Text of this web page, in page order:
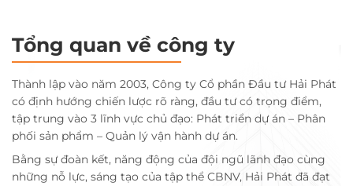
Tổng quan về công ty
Thành lập vào năm 2003, Công ty Cổ phần Đầu tư Hải Phát
có định hướng chiến lược rõ ràng, đầu tư có trọng điểm,
tập trung vào 3 lĩnh vực chủ đạo: Phát triển dự án – Phân
phối sản phẩm – Quản lý vận hành dự án.
Bằng sự đoàn kết, năng động của đội ngũ lãnh đạo cùng
những nỗ lực, sáng tạo của tập thể CBNV, Hải Phát đã đạt